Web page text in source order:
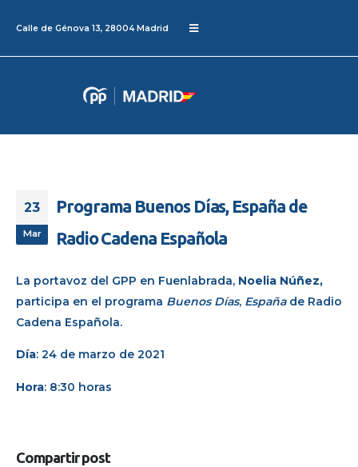
Calle de Génova 13, 28004 Madrid
23
Mar
Programa Buenos Días, España de
Radio Cadena Española
La portavoz del GPP en Fuenlabrada, Noelia Núñez,
participa en el programa Buenos Días, Españade Radio
Cadena Española.
Día: 24 de marzo de 2021
Hora: 8:30 horas
Compartir post